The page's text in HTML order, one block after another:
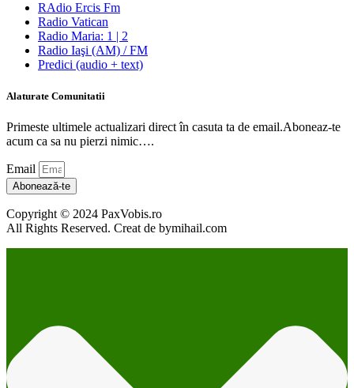
RAdio Ercis Fm
Radio Vatican
Radio Maria: 1 | 2
Radio Iaşi (AM) / FM
Predici (audio + text)
Alaturate Comunitatii
Primeste ultimele actualizari direct în casuta ta de email.Aboneaz-te
acum ca sa nu pierzi nimic….
Email
Abonează-te
Copyright © 2024 PaxVobis.ro
All Rights Reserved. Creat de bymihail.com